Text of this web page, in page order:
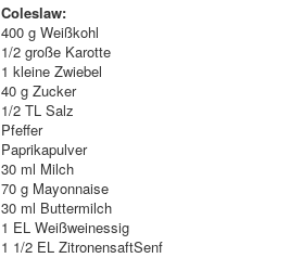
Coleslaw:
400 g Weißkohl
1/2 große Karotte
1 kleine Zwiebel
40 g Zucker
1/2 TL Salz
Pfeffer
Paprikapulver
30 ml Milch
70 g Mayonnaise
30 ml Buttermilch
1 EL Weißweinessig
1 1/2 EL ZitronensaftSenf